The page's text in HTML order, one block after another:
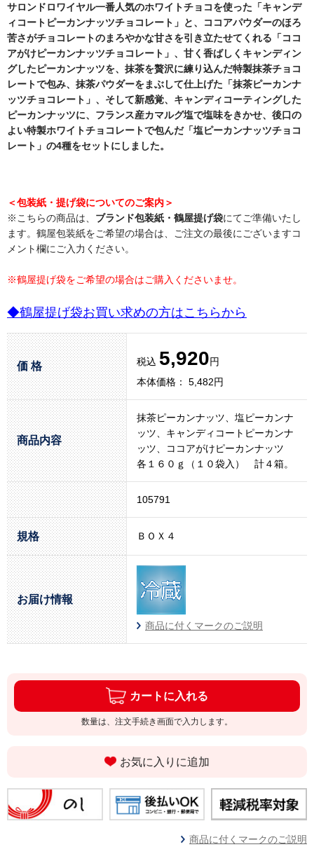
サロンドロワイヤル一番人気のホワイトチョコを使った「キャンデ
ィコートピーカンナッツチョコレート」と、ココアパウダーのほろ
苦さがチョコレートのまろやかな甘さを引き立たせてくれる「ココ
アがけピーカンナッツチョコレート」、甘く香ばしくキャンディン
グしたピーカンナッツを、抹茶を贅沢に練り込んだ特製抹茶チョコ
レートで包み、抹茶パウダーをまぶして仕上げた「抹茶ピーカンナ
ッツチョコレート」、そして新感覚、キャンディコーティングした
ピーカンナッツに、フランス産カマルグ塩で塩味をきかせ、後口の
よい特製ホワイトチョコレートで包んだ「塩ピーカンナッツチョコ
レート」の4種をセットにしました。
＜包装紙・提げ袋についてのご案内＞
※こちらの商品は、 ブランド包装紙・鶴屋提げ袋にてご準備いたし
ます。鶴屋包装紙をご希望の場合は、ご注文の最後にございますコ
メント欄にご入力ください。
※鶴屋提げ袋をご希望の場合はご購入くださいませ。
◆鶴屋提げ袋お買い求めの方はこちらから
価 格 税込 5,920円
本体価格： 5,482円
商品内容
抹茶ピーカンナッツ、塩ピーカンナ
ッツ、キャンディコートピーカンナ
ッツ、ココアがけピーカンナッツ
各１６０ｇ（１０袋入） 計４箱。
105791
規格 ＢＯＸ４
お届け情報
商品に付くマークのご説明
カートに入れる
数量は、注文手続き画面で入力します。
お気に入りに追加
商品に付くマークのご説明